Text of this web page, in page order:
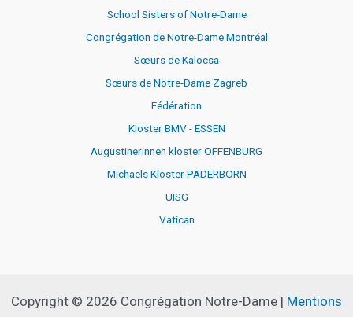
School Sisters of Notre-Dame
Congrégation de Notre-Dame Montréal
Sœurs de Kalocsa
Sœurs de Notre-Dame Zagreb
Fédération
Kloster BMV - ESSEN
Augustinerinnen kloster OFFENBURG
Michaels Kloster PADERBORN
UISG
Vatican
Copyright © 2026 Congrégation Notre-Dame | Mentions